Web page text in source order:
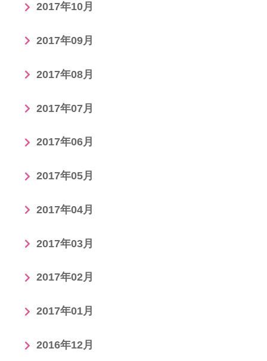
2017年10月
2017年09月
2017年08月
2017年07月
2017年06月
2017年05月
2017年04月
2017年03月
2017年02月
2017年01月
2016年12月